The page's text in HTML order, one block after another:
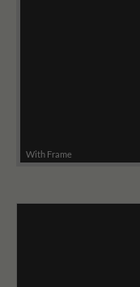
With Frame